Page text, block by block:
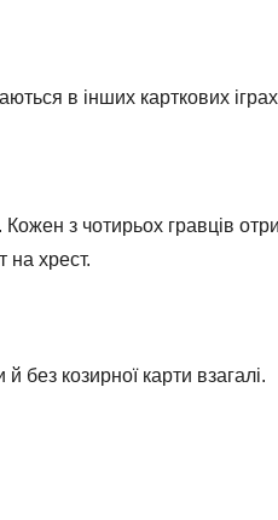
в інших карткових
з чотирьох гравців
на хрест.
без козирної карти взагалі.